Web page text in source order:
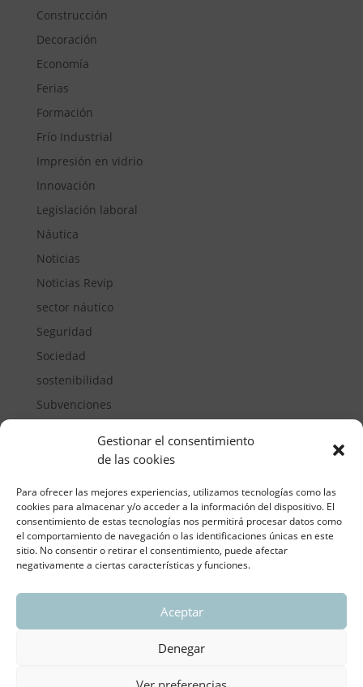
Gestionar el consentimiento
de las cookies
Para ofrecer las mejores experiencias, utilizamos tecnologías como las
cookies para almacenar y/o acceder a la información del dispositivo. El
consentimiento de estas tecnologías nos permitirá procesar datos como
el comportamiento de navegación o las identificaciones únicas en este
sitio. No consentir o retirar el consentimiento, puede afectar
negativamente a ciertas características y funciones.
Aceptar
Denegar
Construcción
Decoración
Economía
Ferias
Formación
Frío Industrial
Impresión en vidrio
Innovación
Legislación laboral
Náutica
Noticias
Noticias Revip
sector náutico
Seguridad
Sociedad
sostenibilidad
Subvenciones
ASOCIACIÓN REGIONAL VALENCIANA DE
Aviso legal y política de privacidad